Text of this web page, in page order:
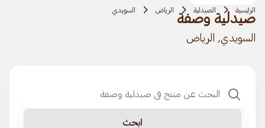
الرئيسية الصيدلية الرياض السويدي
صيدلية وصفة
السويدي, الرياض
ابحث